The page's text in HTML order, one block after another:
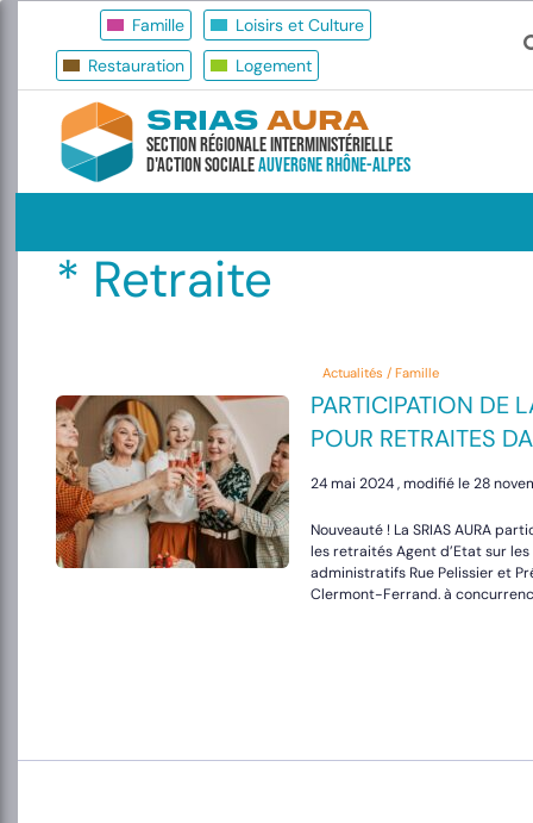
Famille
Loisirs et Culture
Restauration
Logement
SRIAS AURA
Section Régionale Interministérielle
d'Action SocialeAuvergne Rhône-Alpes
* Retraite
Actualités / Famille
PARTICIPATION DE
POUR RETRAITES
24 mai 2024 , modifié le 28
Nouveauté ! La SRIAS AURA
les retraités Agent d’Etat sur
administratifs Rue Pelissier et
Clermont-Ferrand. à